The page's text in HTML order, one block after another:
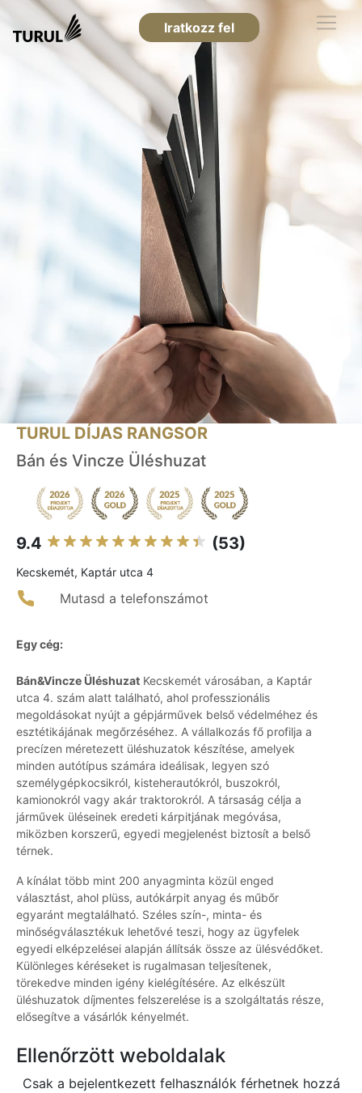
Iratkozz fel
TURUL DÍJAS RANGSOR
Bán és Vincze Üléshuzat
9.4 (53)
Kecskemét, Kaptár utca 4
Mutasd a telefonszámot
Egy cég:
Bán&Vincze Üléshuzat Kecskemét városában, a Kaptár
utca 4. szám alatt található, ahol professzionális
megoldásokat nyújt a gépjárművek belső védelméhez és
esztétikájának megőrzéséhez. A vállalkozás fő profilja a
precízen méretezett üléshuzatok készítése, amelyek
minden autótípus számára ideálisak, legyen szó
személygépkocsikról, kisteherautókról, buszokról,
kamionokról vagy akár traktorokról. A társaság célja a
járművek üléseinek eredeti kárpitjának megóvása,
miközben korszerű, egyedi megjelenést biztosít a belső
térnek.
A kínálat több mint 200 anyagminta közül enged
választást, ahol plüss, autókárpit anyag és műbőr
egyaránt megtalálható. Széles szín-, minta- és
minőségválasztékuk lehetővé teszi, hogy az ügyfelek
egyedi elképzelései alapján állítsák össze az ülésvédőket.
Különleges kéréseket is rugalmasan teljesítenek,
törekedve minden igény kielégítésére. Az elkészült
üléshuzatok díjmentes felszerelése is a szolgáltatás része,
elősegítve a vásárlók kényelmét.
Ellenőrzött weboldalak
Csak a bejelentkezett felhasználók férhetnek hozzá